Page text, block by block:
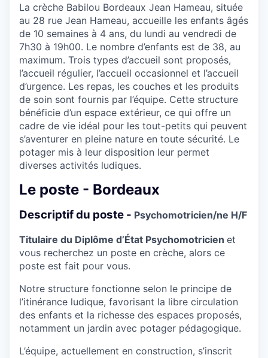
La crèche Babilou Bordeaux Jean Hameau, située
au 28 rue Jean Hameau, accueille les enfants âgés
de 10 semaines à 4 ans, du lundi au vendredi de
7h30 à 19h00. Le nombre d’enfants est de 38, au
maximum. Trois types d’accueil sont proposés,
l’accueil régulier, l’accueil occasionnel et l’accueil
d’urgence. Les repas, les couches et les produits
de soin sont fournis par l’équipe. Cette structure
bénéficie d’un espace extérieur, ce qui offre un
cadre de vie idéal pour les tout-petits qui peuvent
s’aventurer en pleine nature en toute sécurité. Le
potager mis à leur disposition leur permet
diverses activités ludiques.
Le poste - Bordeaux
Descriptif du poste - Psychomotricien/ne H/F
Titulaire du Diplôme d’État Psychomotricien et
vous recherchez un poste en crèche, alors ce
poste est fait pour vous.
Notre structure fonctionne selon le principe de
l’itinérance ludique, favorisant la libre circulation
des enfants et la richesse des espaces proposés,
notamment un jardin avec potager pédagogique.
L’équipe, actuellement en construction, s’inscrit